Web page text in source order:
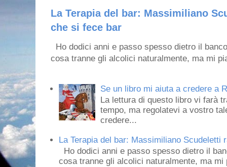
La Terapia del bar: Massimiliano
che si fece bar
Ho dodici anni e passo spesso dietro il
cosa tranne gli alcolici naturalmente, ma mi
Se un libro mi aiuta a credere a
La lettura di questo libro vi farà
tempo, ma regolatevi a vostro
credere...
La Terapia del bar: Massimiliano
Ho dodici anni e passo spesso dietro il
cosa tranne gli alcolici naturalmente, ma mi